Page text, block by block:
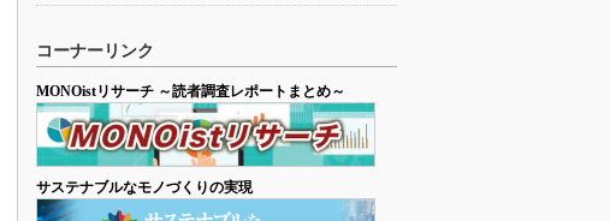
コーナーリンク
MONOistリサーチ ～読者調査レポートまとめ～
サステナブルなモノづくりの実現